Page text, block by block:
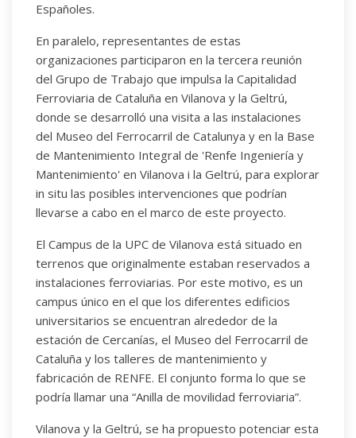
Españoles.
En paralelo, representantes de estas
organizaciones participaron en la tercera reunión
del Grupo de Trabajo que impulsa la Capitalidad
Ferroviaria de Cataluña en Vilanova y la Geltrú,
donde se desarrolló una visita a las instalaciones
del Museo del Ferrocarril de Catalunya y en la Base
de Mantenimiento Integral de 'Renfe Ingeniería y
Mantenimiento' en Vilanova i la Geltrú, para explorar
in situ las posibles intervenciones que podrían
llevarse a cabo en el marco de este proyecto.
El Campus de la UPC de Vilanova está situado en
terrenos que originalmente estaban reservados a
instalaciones ferroviarias. Por este motivo, es un
campus único en el que los diferentes edificios
universitarios se encuentran alrededor de la
estación de Cercanías, el Museo del Ferrocarril de
Cataluña y los talleres de mantenimiento y
fabricación de RENFE. El conjunto forma lo que se
podría llamar una “Anilla de movilidad ferroviaria”.
Vilanova y la Geltrú, se ha propuesto potenciar esta